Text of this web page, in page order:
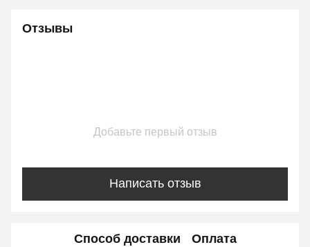
Отзывы
Добавьте первый отзыв
Написать отзыв
Способ доставки Оплата